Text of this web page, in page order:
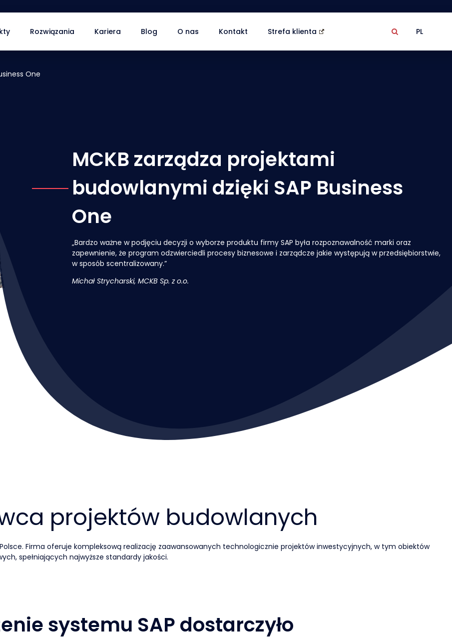
Rozwiązania Kariera Blog O nas Kontakt Strefa klienta PL
One
MCKB zarządza projektami
budowlanymi dzięki SAP Business
One
„Bardzo ważne w podjęciu decyzji o wyborze produktu firmy SAP była rozpoznawalność marki oraz
zapewnienie, że program odzwierciedli procesy biznesowe i zarządcze jakie występują w przedsiębiorstwie,
w sposób scentralizowany.”
Michał Strycharski, MCKB Sp. z o.o.
projektów budowlanych
Firma oferuje kompleksową realizację zaawansowanych technologicznie projektów inwestycyjnych, w tym obiektów
spełniających najwyższe standardy jakości.
systemu SAP dostarczyło